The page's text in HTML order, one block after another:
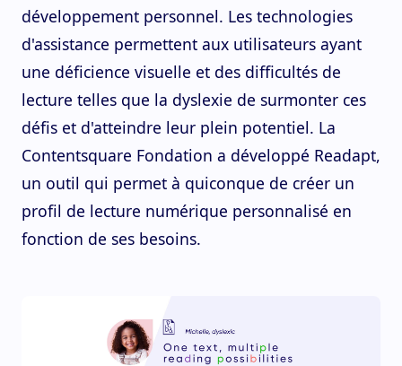
développement personnel. Les technologies
d'assistance permettent aux utilisateurs ayant
une déficience visuelle et des difficultés de
lecture telles que la dyslexie de surmonter ces
défis et d'atteindre leur plein potentiel. La
Contentsquare Fondation a développé Readapt,
un outil qui permet à quiconque de créer un
profil de lecture numérique personnalisé en
fonction de ses besoins.